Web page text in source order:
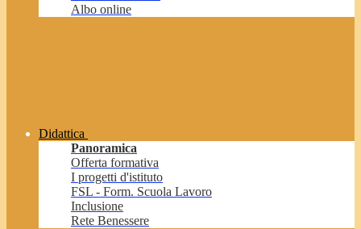
Albo online
Didattica
Panoramica
Offerta formativa
I progetti d'istituto
FSL - Form. Scuola Lavoro
Inclusione
Rete Benessere